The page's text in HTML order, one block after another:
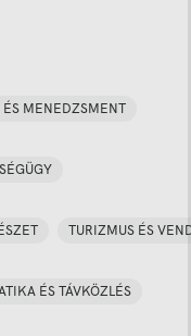
MENEDZSMENT
TURIZMUS ÉS
ÉS TÁVKÖZLÉS